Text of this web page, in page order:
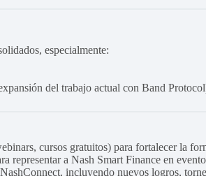
especialmente:
del trabajo actual con Band
cursos gratuitos) para fortalecer la
representar a Nash Smart Finance en
incluyendo nuevos logros,